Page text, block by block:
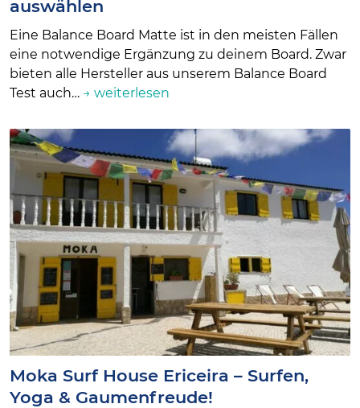
auswählen
Eine Balance Board Matte ist in den meisten Fällen
eine notwendige Ergänzung zu deinem Board. Zwar
bieten alle Hersteller aus unserem Balance Board
Test auch… → weiterlesen
Moka Surf House Ericeira – Surfen,
Yoga & Gaumenfreude!